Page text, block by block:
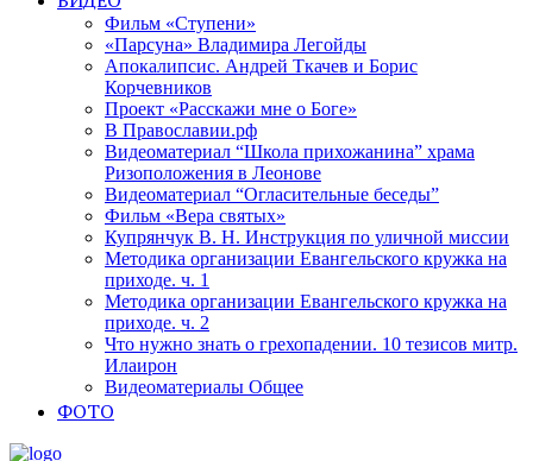
Фильм «Ступени»
«Парсуна» Владимира Легойды
Апокалипсис. Андрей Ткачев и Борис
Корчевников
Проект «Расскажи мне о Боге»
В Православии.рф
Видеоматериал “Школа прихожанина” храма
Ризоположения в Леонове
Видеоматериал “Огласительные беседы”
Фильм «Вера святых»
Купрянчук В. Н. Инструкция по уличной миссии
Методика организации Евангельского кружка на
приходе. ч. 1
Методика организации Евангельского кружка на
приходе. ч. 2
Что нужно знать о грехопадении. 10 тезисов митр.
Илаирон
Видеоматериалы Общее
ФОТО